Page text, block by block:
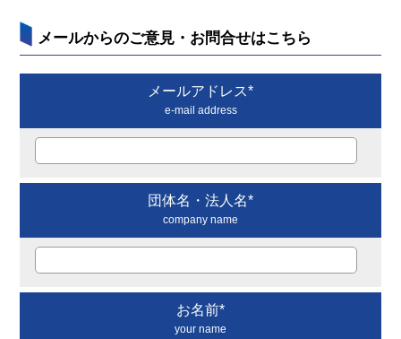
メールからのご意見・お問合せはこちら
メールアドレス*
e-mail address
団体名・法人名*
company name
お名前*
your name